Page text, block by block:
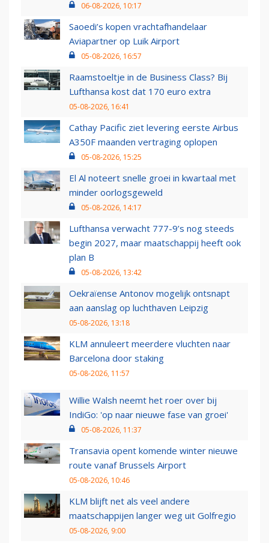
06-08-2026, 10:17
Saoedi’s kopen vrachtafhandelaar
Aviapartner op Luik Airport
05-08-2026, 16:57
Raamstoeltje in de Business Class? Bij
Lufthansa kost dat 170 euro extra
05-08-2026, 16:41
Cathay Pacific ziet levering eerste Airbus
A350F maanden vertraging oplopen
05-08-2026, 15:25
El Al noteert snelle groei in kwartaal met
minder oorlogsgeweld
05-08-2026, 14:17
Lufthansa verwacht 777-9’s nog steeds
begin 2027, maar maatschappij heeft ook
plan B
05-08-2026, 13:42
Oekraïense Antonov mogelijk ontsnapt
aan aanslag op luchthaven Leipzig
05-08-2026, 13:18
KLM annuleert meerdere vluchten naar
Barcelona door staking
05-08-2026, 11:57
Willie Walsh neemt het roer over bij
IndiGo: 'op naar nieuwe fase van groei'
05-08-2026, 11:37
Transavia opent komende winter nieuwe
route vanaf Brussels Airport
05-08-2026, 10:46
KLM blijft net als veel andere
maatschappijen langer weg uit Golfregio
05-08-2026, 9:00